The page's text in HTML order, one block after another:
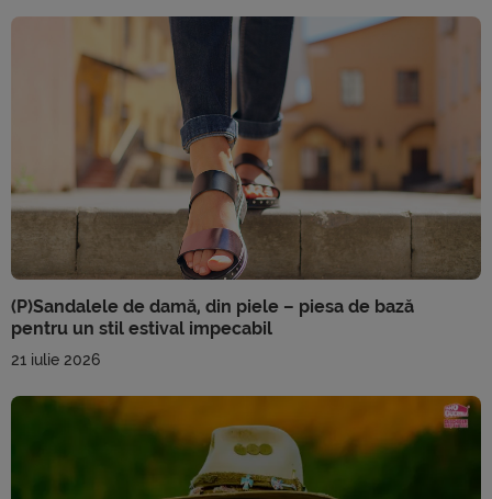
(P)Sandalele de damă, din piele – piesa de bază
pentru un stil estival impecabil
21 iulie 2026